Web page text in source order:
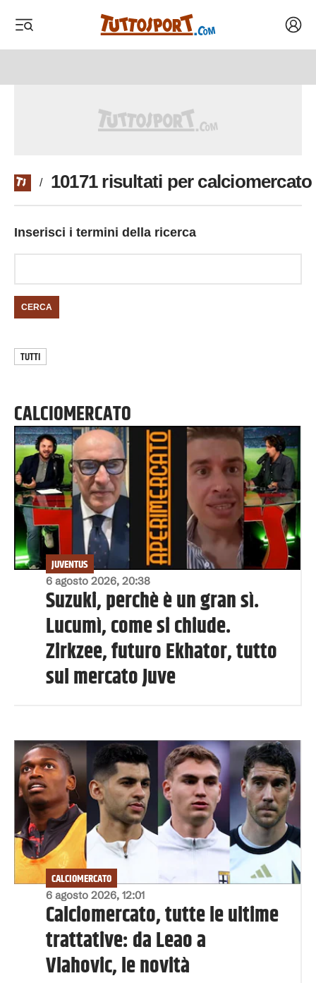
/ 10171 risultati per calciomercato
Inserisci i termini della ricerca
CERCA
TUTTI
CALCIOMERCATO
6 agosto 2026, 20:38
JUVENTUS
Suzuki, perchè è un gran sì.
Lucumì, come si chiude.
Zirkzee, futuro Ekhator, tutto
sul mercato Juve
6 agosto 2026, 12:01
CALCIOMERCATO
Calciomercato, tutte le ultime
trattative: da Leao a
Vlahovic, le novità